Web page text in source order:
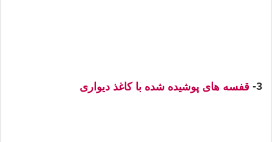
3- قفسه های پوشیده شده با کاغذ دیواری